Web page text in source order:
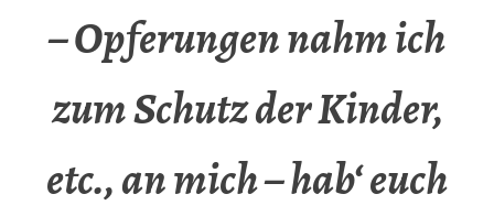
– Opferungen nahm ich
zum Schutz der Kinder,
etc., an mich – hab‘ euch